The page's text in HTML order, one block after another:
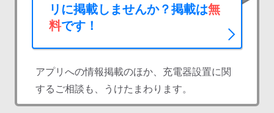
リに掲載しませんか？掲載は無
料です！
アプリへの情報掲載のほか、充電器設置に関
するご相談も、うけたまわります。